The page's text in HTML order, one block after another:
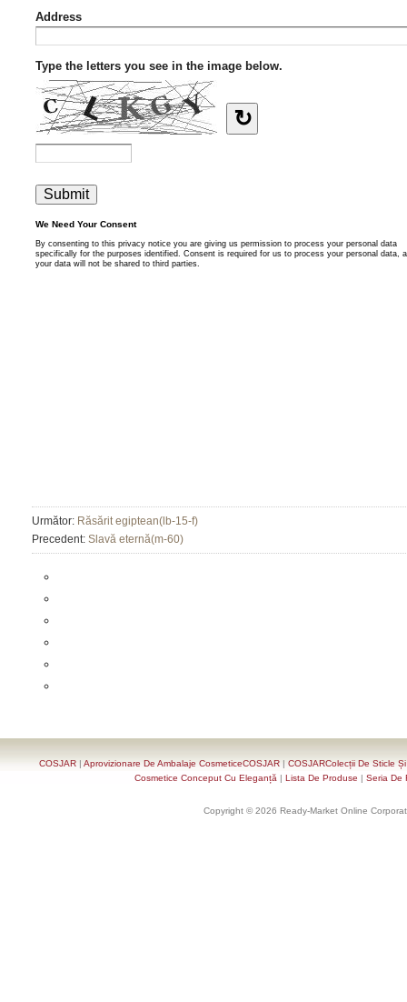
Următor: Răsărit egiptean(lb-15-f)
Precedent: Slavă eternă(m-60)
COSJAR | Aprovizionare De Ambalaje CosmeticeCOSJAR | COSJARColecții De Sticle
Cosmetice Conceput Cu Eleganță | Lista De Produse | Seria De
Copyright © 2026 Ready-Market Online